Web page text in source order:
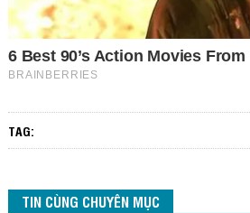
TAG:
TIN CÙNG CHUYÊN MỤC